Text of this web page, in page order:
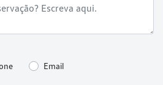
Email